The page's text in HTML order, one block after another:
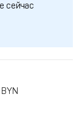
сейчас